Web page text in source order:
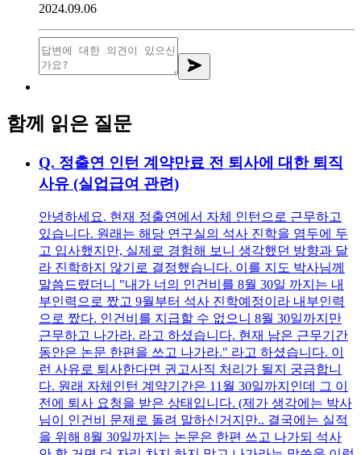
2024.09.06
함께 읽은 질문
Q. 정출연 인턴 계약만료 전 퇴사에 대한 퇴직
사유 (실업급여 관련)
안녕하세요. 현재 정출연에서 자체 인턴으로 근무하고
있습니다. 원래는 해당 연구실의 석사 진학을 염두에 두
고 입사했지만, 실제로 경험해 보니 생각했던 방향과 달
라 진학하지 않기로 결정했습니다. 이를 지도 박사님께
말씀드렸더니 "내가 너의 인건비를 8월 30일 까지는 내
부인력으로 짰고 9월부터 석사 진학예정이라 내부인력
으로 짰다. 인건비를 지급할 수 없으니 8월 30일까지만
근무하고 나가라. 라고 하셨습니다. 현재 남은 근무기간
동안은 논문 한편을 쓰고 나가라." 라고 하셨습니다. 이
런 사유로 퇴사한다면 권고사직 처리가 될지 궁금합니
다. 원래 자체인턴 계약기간은 11월 30일까지인데 그 이
전에 퇴사 요청을 받은 상태입니다. (제가 생각에는 박사
님이 인건비 문제로 돌려 말하신거지만.. 결국에는 실적
을 위해 8월 30일까지는 논문은 한편 쓰고 나가되 석사